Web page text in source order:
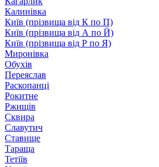
Калинівка
Київ (прізвища від К по П)
Київ (прізвища від А по Й)
Київ (прізвища від Р по Я)
Миронівка
Обухів
Переяслав
Раскопанці
Рокитне
Ржищів
Сквира
Славутич
Ставище
Тараща
Тетіїв